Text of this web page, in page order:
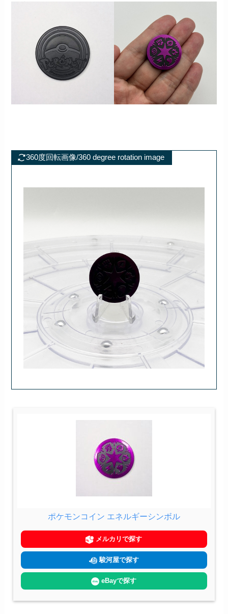
360度回転画像/360 degree rotation image
ポケモンコイン エネルギーシンボル
メルカリで探す
駿河屋で探す
eBayで探す